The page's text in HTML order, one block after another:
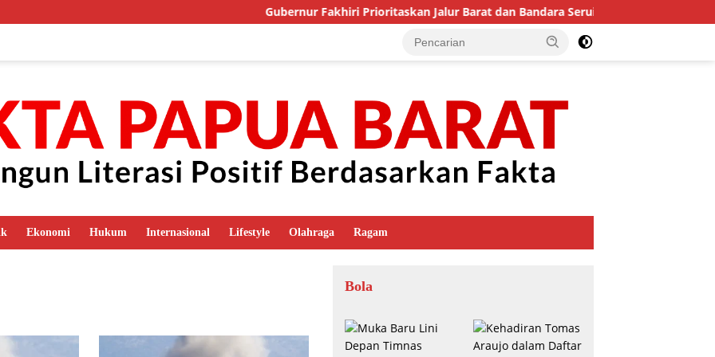
Gubernur Fakhiri Prioritaskan Jalur Barat dan Bandara Serui untuk Perkuat Ekonomi
Ekonomi Hukum Internasional Lifestyle Olahraga Ragam
Bola